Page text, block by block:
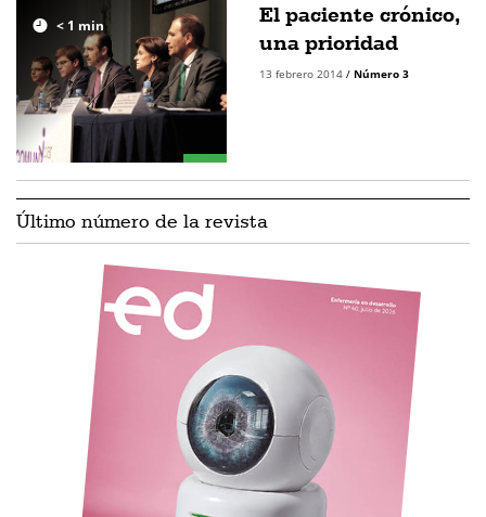
< 1 min
El paciente crónico,
una prioridad
13 febrero 2014 / Número 3
Último número de la revista